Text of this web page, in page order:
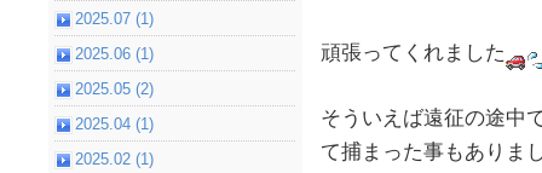
頑張ってくれました
そういえば遠征の途中
て捕まった事もありま
2025.07 (1)
2025.06 (1)
2025.05 (2)
2025.04 (1)
2025.02 (1)